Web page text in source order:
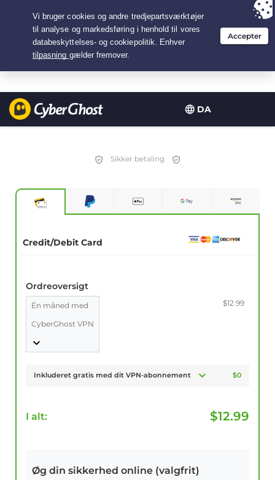
DA
Your choice:The Best Dealfor 3.3333333333333-years at $
/month
Sikker betaling
Credit/Debit Card
Ordreoversigt
Én måned med
CyberGhost VPN
$12.99
Inkluderet gratis med dit VPN-abonnement $0
I alt: $12.99
Øg din sikkerhed online (valgfrit)